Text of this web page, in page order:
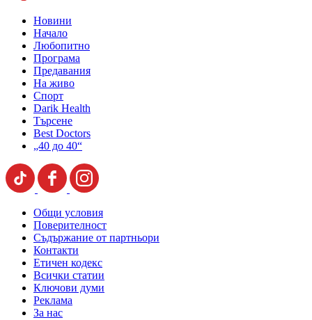
Новини
Начало
Любопитно
Програма
Предавания
На живо
Спорт
Darik Health
Търсене
Best Doctors
„40 до 40“
Общи условия
Поверителност
Съдържание от партньори
Контакти
Етичен кодекс
Всички статии
Ключови думи
Реклама
За нас